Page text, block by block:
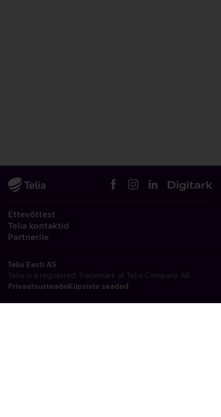
Ettevõttest
Telia kontaktid
Partnerile
Telia Eesti AS
Telia is a registered Trademark of Telia Company AB
PrivaatsusteadeKüpsiste seaded